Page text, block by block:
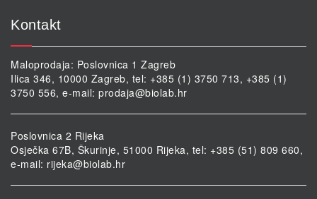
Kontakt
Maloprodaja: Poslovnica 1 Zagreb
Ilica 346, 10000 Zagreb, tel: +385 (1) 3750 713, +385 (1)
3750 556, e-mail: prodaja@biolab.hr
Poslovnica 2 Rijeka
Osječka 67B, Škurinje, 51000 Rijeka, tel: +385 (51) 809 660,
e-mail: rijeka@biolab.hr